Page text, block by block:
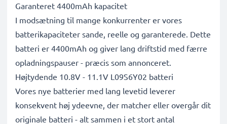
Garanteret 4400mAh kapacitet
I modsætning til mange konkurrenter er vores
batterikapaciteter sande, reelle og garanterede. Dette
batteri er 4400mAh og giver lang driftstid med færre
opladningspauser - præcis som annonceret.
Højtydende 10.8V - 11.1V L09S6Y02 batteri
Vores nye batterier med lang levetid leverer
konsekvent høj ydeevne, der matcher eller overgår dit
originale batteri - alt sammen i et stort antal